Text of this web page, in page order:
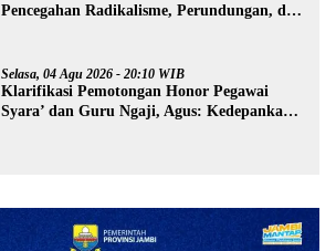
Pencegahan Radikalisme, Perundungan, dan
Selasa, 04 Agu 2026 - 20:10 WIB
Klarifikasi Pemotongan Honor Pegawai
Syara’ dan Guru Ngaji, Agus: Kedepankan